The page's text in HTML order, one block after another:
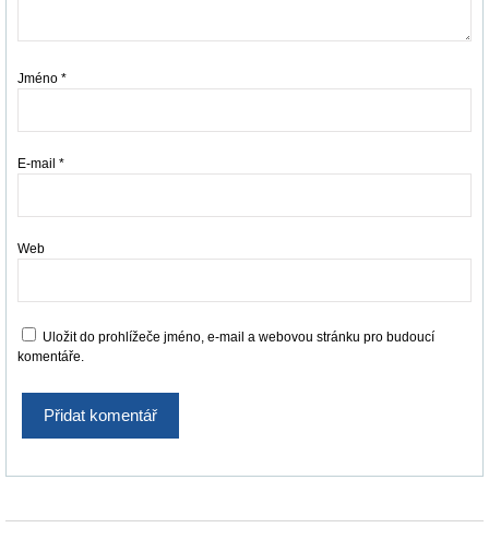
Jméno *
E-mail *
Web
Uložit do prohlížeče jméno, e-mail a webovou stránku pro budoucí
komentáře.